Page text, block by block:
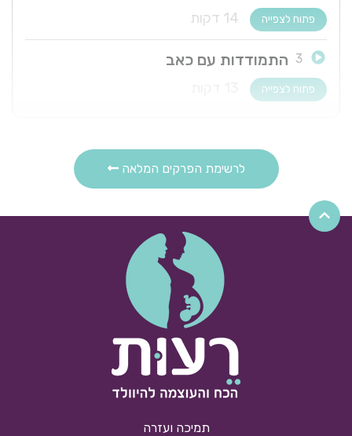
פתוח לצפייה
3 התמודדות עם כאב
פתוח לצפייה
23 דקות
זירוזים, לידות מכשירניות וניתוח קייסרי
שלב שלישי של הלידה ומשכב לידה
לרשימת הפרקים המלאה
תמיכה ועזרה